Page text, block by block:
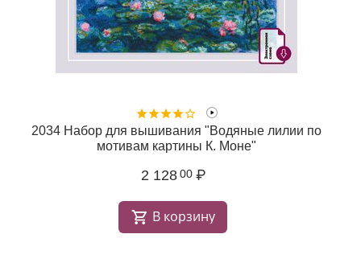
2034 Набор для вышивания "Водяные лилии по
мотивам картины К. Моне"
2 128 00 ₽
В корзину